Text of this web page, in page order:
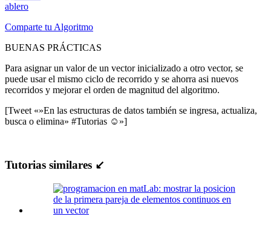
ablero
Comparte tu Algoritmo
BUENAS PRÁCTICAS
Para asignar un valor de un vector inicializado a otro vector, se
puede usar el mismo ciclo de recorrido y se ahorra asi nuevos
recorridos y mejorar el orden de magnitud del algoritmo.
[Tweet «»En las estructuras de datos también se ingresa, actualiza,
busca o elimina» #Tutorias ☺»]
Tutorias similares ↙